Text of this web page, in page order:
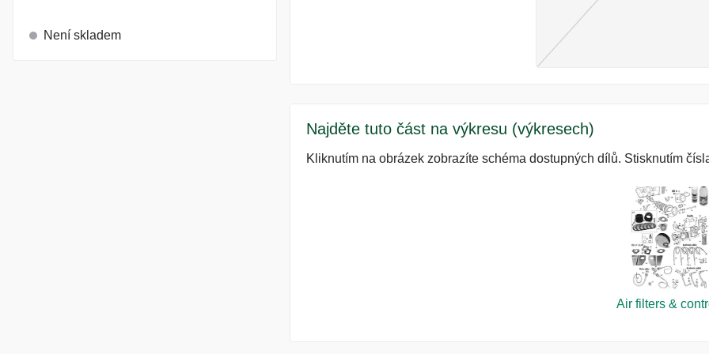
Není skladem
Najděte tuto část na výkresu (výkresech)
Kliknutím na obrázek zobrazíte schéma dostupných dílů. Stisknutím
Air filters &